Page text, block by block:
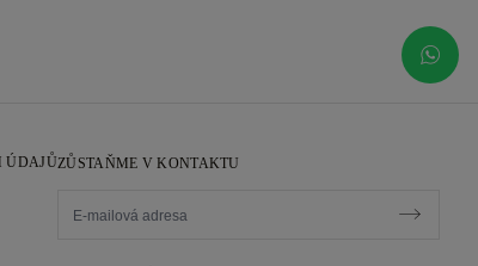
ZŮSTAŇME V KONTAKTU
ÚDAJŮ